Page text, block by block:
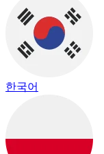
한국어